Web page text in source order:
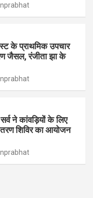
के प्राथमिक उपचार
जैसल, रंजीता झा के
ने कांवड़ियों के लिए
शिविर का आयोजन